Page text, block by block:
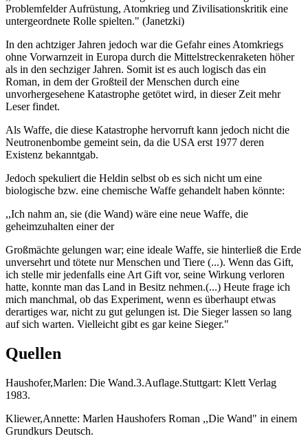
Problemfelder Aufrüstung, Atomkrieg und Zivilisationskritik eine
untergeordnete Rolle spielten." (Janetzki)
In den achtziger Jahren jedoch war die Gefahr eines Atomkriegs
ohne Vorwarnzeit in Europa durch die Mittelstreckenraketen höher
als in den sechziger Jahren. Somit ist es auch logisch das ein
Roman, in dem der Großteil der Menschen durch eine
unvorhergesehene Katastrophe getötet wird, in dieser Zeit mehr
Leser findet.
Als Waffe, die diese Katastrophe hervorruft kann jedoch nicht die
Neutronenbombe gemeint sein, da die USA erst 1977 deren
Existenz bekanntgab.
Jedoch spekuliert die Heldin selbst ob es sich nicht um eine
biologische bzw. eine chemische Waffe gehandelt haben könnte:
,,Ich nahm an, sie (die Wand) wäre eine neue Waffe, die
geheimzuhalten einer der
Großmächte gelungen war; eine ideale Waffe, sie hinterließ die Erde
unversehrt und tötete nur Menschen und Tiere (...). Wenn das Gift,
ich stelle mir jedenfalls eine Art Gift vor, seine Wirkung verloren
hatte, konnte man das Land in Besitz nehmen.(...) Heute frage ich
mich manchmal, ob das Experiment, wenn es überhaupt etwas
derartiges war, nicht zu gut gelungen ist. Die Sieger lassen so lang
auf sich warten. Vielleicht gibt es gar keine Sieger."
Quellen
Haushofer,Marlen: Die Wand.3.Auflage.Stuttgart: Klett Verlag
1983.
Kliewer,Annette: Marlen Haushofers Roman ,,Die Wand" in einem
Grundkurs Deutsch.